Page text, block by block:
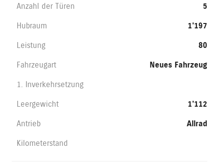
Anzahl der Türen
5
Hubraum
1'197
Leistung
80
Fahrzeugart
Neues Fahrzeug
1. Inverkehrsetzung
Leergewicht
1'112
Antrieb
Allrad
Kilometerstand